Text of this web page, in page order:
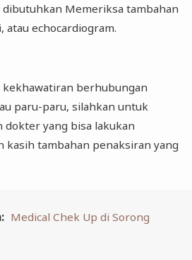
Memeriksa tambahan
atau echocardiogram.
kekhawatiran berhubungan
paru-paru, silahkan untuk
yang bisa lakukan
kasih tambahan penaksiran yang
Medical Chek Up di Sorong